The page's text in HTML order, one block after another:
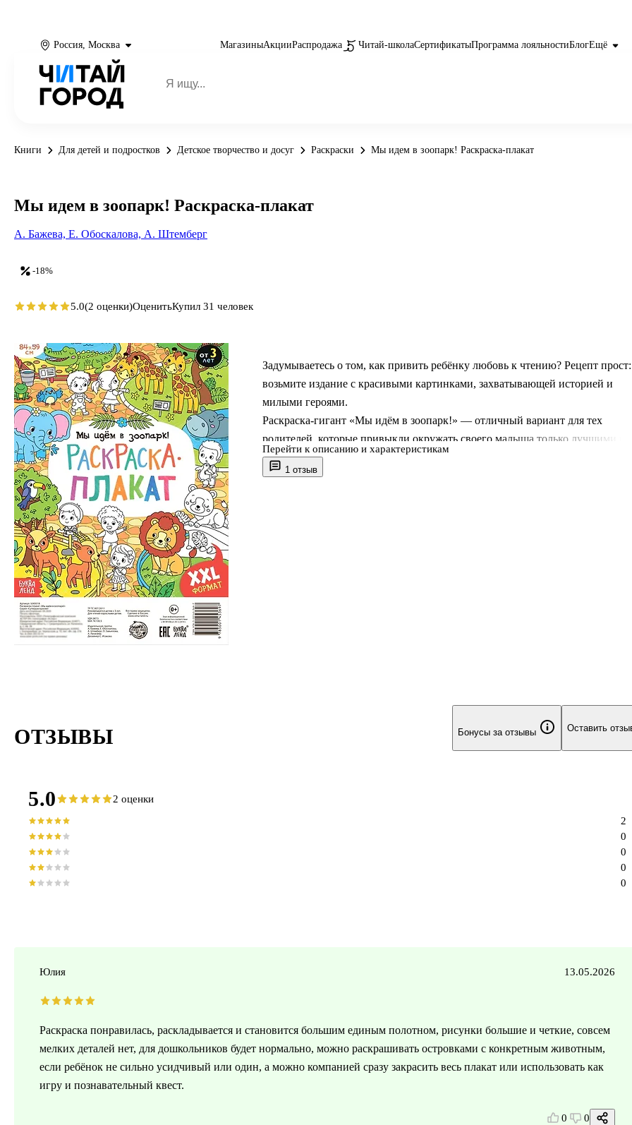
Россия, Москва МагазиныАкцииРаспродажа Читай-школаСертификатыПрограмма лояльностиБлогЕщё
Книги Для детей и подростков Детское творчество и досуг Раскраски Мы идем в зоопарк! Раскраска-плакат
1 отзыв
Задумываетесь о том, как привить ребёнку любовь к чтению? Рецепт прост:
возьмите издание с красивыми картинками, захватывающей историей и
милыми героями.
Раскраска-гигант «Мы идём в зоопарк!» — отличный вариант для тех
родителей, которые привыкли окружать своего малыша только лучшими и
качественными вещами. За такой книжкой ваш ребёнок проведёт время с
пользой и удовольствием, узнает много нового и интересного.
Перейти к описанию и характеристикам
-18%
Мы идем в зоопарк! Раскраска-плакат
А. Бажева, Е. Обоскалова, А. Штемберг
5.0(2 оценки)ОценитьКупил 31 человек
ОТЗЫВЫ Бонусы за отзывы Оставить
5.0 2 оценки
0
0
0
0
2
Юлия 13.05.2026
Раскраска понравилась, раскладывается и становится большим единым полотном, рисунки большие и четкие, совсем
мелких деталей нет, для дошкольников будет нормально, можно раскрашивать островками с конкретным животным,
если ребёнок не сильно усидчивый или один, а можно компанией сразу закрасить весь плакат или использовать как
игру и познавательный квест.
0 0